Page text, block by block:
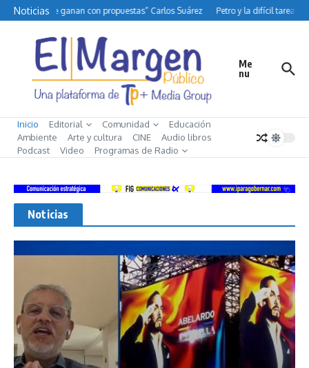
Saltar al contenido
Noticias
no se ganan con propuestas” Carlos Suárez Petro y la difícil tarea de
Me
nu
Inicio Editorial Comunidad
Educación
Ambiente
Arte y cultura CINE
Audio libros
Podcast
Video Programas de Radio
Noticias